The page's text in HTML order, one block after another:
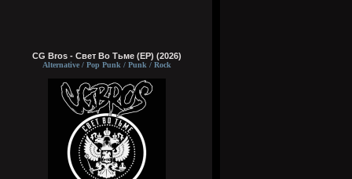
CG Bros - Свет Во Тьме (EP) (2026)
Alternative / Pop Punk / Punk / Rock